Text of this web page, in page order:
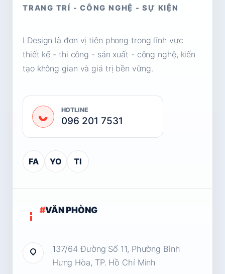
TRANG TRÍ - CÔNG NGHỆ - SỰ KIỆN
LDesign là đơn vị tiên phong trong lĩnh vực
thiết kế - thi công - sản xuất - công nghệ, kiến
tạo không gian và giá trị bền vững.
HOTLINE
096 201 7531
FA YO TI
#VĂN PHÒNG
137/64 Đường Số 11, Phường Bình
Hưng Hòa, TP. Hồ Chí Minh